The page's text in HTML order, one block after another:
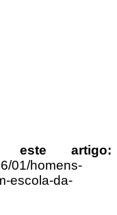
este artigo:
01/homens-
escola-da-